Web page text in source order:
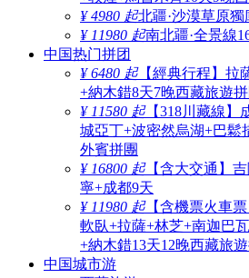
¥ 4980 起北疆·沙漠草原獨
¥ 11980 起南北疆·全景線
中国热门拼团
¥ 6480 起【經典行程】拉
+納木錯8天7晚西藏旅遊
¥ 11580 起【318川藏線】
城亞丁+波密然烏湖+巴鬆
外賓拼團
¥ 16800 起【含大交通】
寧+成都9天
¥ 11980 起【含機票火車
軟臥+拉薩+林芝+南迦巴
+納木錯13天12晚西藏旅
中国城市游